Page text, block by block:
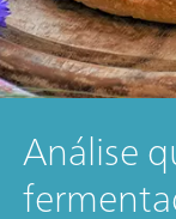
Análise